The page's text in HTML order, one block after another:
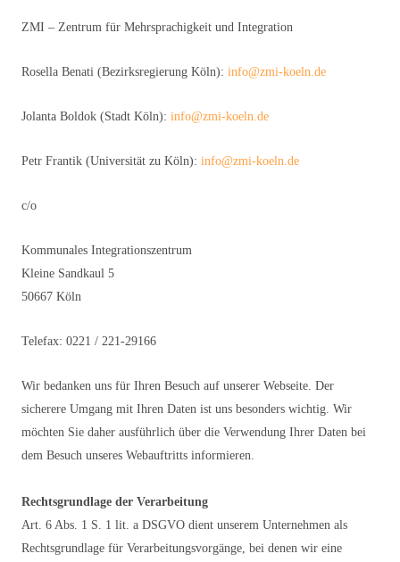
ZMI – Zentrum für Mehrsprachigkeit und Integration
Rosella Benati (Bezirksregierung Köln): info@zmi-koeln.de
Jolanta Boldok (Stadt Köln): info@zmi-koeln.de
Petr Frantik (Universität zu Köln): info@zmi-koeln.de
c/o
Kommunales Integrationszentrum
Kleine Sandkaul 5
50667 Köln
Telefax: 0221 / 221-29166
Wir bedanken uns für Ihren Besuch auf unserer Webseite. Der
sicherere Umgang mit Ihren Daten ist uns besonders wichtig. Wir
möchten Sie daher ausführlich über die Verwendung Ihrer Daten bei
dem Besuch unseres Webauftritts informieren.
Rechtsgrundlage der Verarbeitung
Art. 6 Abs. 1 S. 1 lit. a DSGVO dient unserem Unternehmen als
Rechtsgrundlage für Verarbeitungsvorgänge, bei denen wir eine